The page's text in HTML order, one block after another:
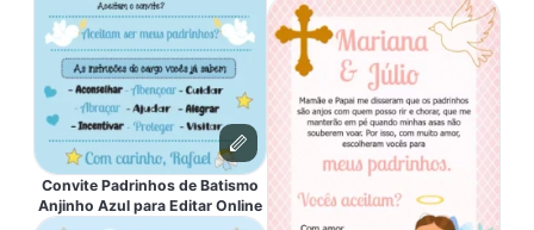
Convite Padrinhos de Batismo
Anjinho Azul para Editar Online